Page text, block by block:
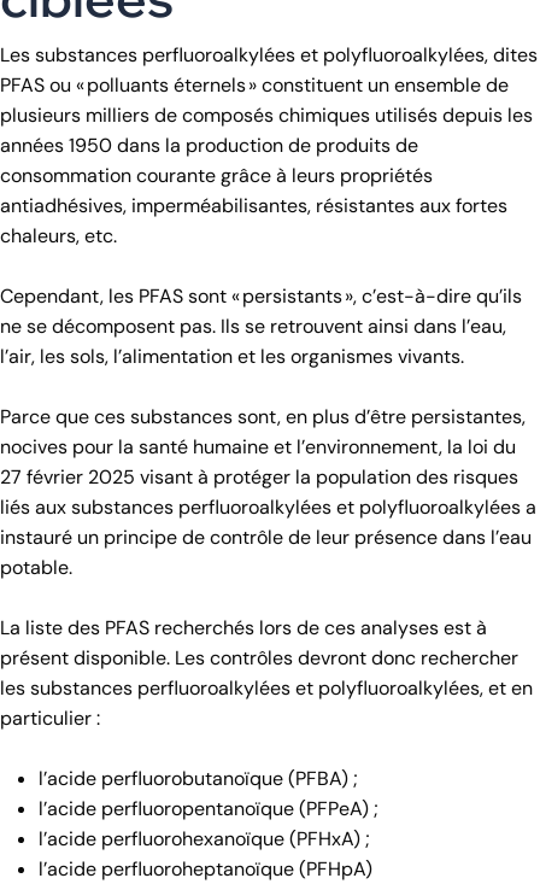
Les substances perfluoroalkylées et polyfluoroalkylées, dites
PFAS ou « polluants éternels » constituent un ensemble de
plusieurs milliers de composés chimiques utilisés depuis les
années 1950 dans la production de produits de
consommation courante grâce à leurs propriétés
antiadhésives, imperméabilisantes, résistantes aux fortes
chaleurs, etc.
Cependant, les PFAS sont « persistants », c’est-à-dire qu’ils
ne se décomposent pas. Ils se retrouvent ainsi dans l’eau,
l’air, les sols, l’alimentation et les organismes vivants.
Parce que ces substances sont, en plus d’être persistantes,
nocives pour la santé humaine et l’environnement, la loi du
27 février 2025 visant à protéger la population des risques
liés aux substances perfluoroalkylées et polyfluoroalkylées a
instauré un principe de contrôle de leur présence dans l’eau
potable.
La liste des PFAS recherchés lors de ces analyses est à
présent disponible. Les contrôles devront donc rechercher
les substances perfluoroalkylées et polyfluoroalkylées, et en
particulier :
l’acide perfluorobutanoïque (PFBA) ;
l’acide perfluoropentanoïque (PFPeA) ;
l’acide perfluorohexanoïque (PFHxA) ;
l’acide perfluoroheptanoïque (PFHpA)